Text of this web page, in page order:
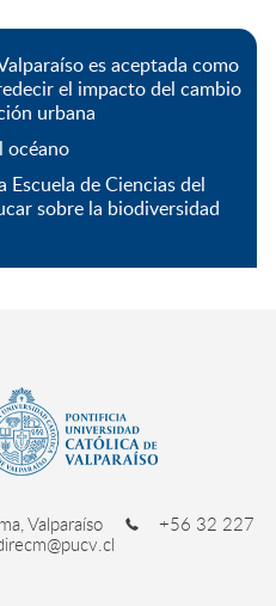
es aceptada como
el impacto del cambio
urbana
océano
Escuela de Ciencias del
sobre la biodiversidad
Valparaíso
+56 32 227